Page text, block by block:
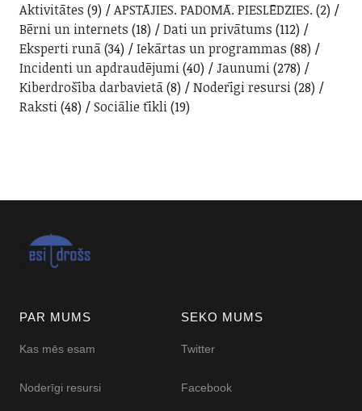
Aktivitātes (9) APSTĀJIES. PADOMĀ. PIESLĒDZIES. (2)
Bērni un internets (18) Dati un privātums (112)
Eksperti runā(34) Iekārtas un programmas (88)
Incidenti un apdraudējumi(40) Jaunumi(278)
Kiberdrošība darbavietā(8) Noderīgi resursi(28)
Raksti(48) Sociālie tīkli(19)
PAR MUMS
Kas mēs esam
Noderīgi resursi
SEKO MUMS
Twitter
Facebook